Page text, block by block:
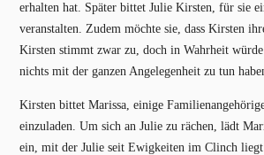
erhalten hat. Später bittet Julie Kirsten, für sie
veranstalten. Zudem möchte sie, dass Kirsten
Kirsten stimmt zwar zu, doch in Wahrheit
nichts mit der ganzen Angelegenheit zu tun
Kirsten bittet Marissa, einige
einzuladen. Um sich an Julie zu rächen, lädt
ein, mit der Julie seit Ewigkeiten im Clinch